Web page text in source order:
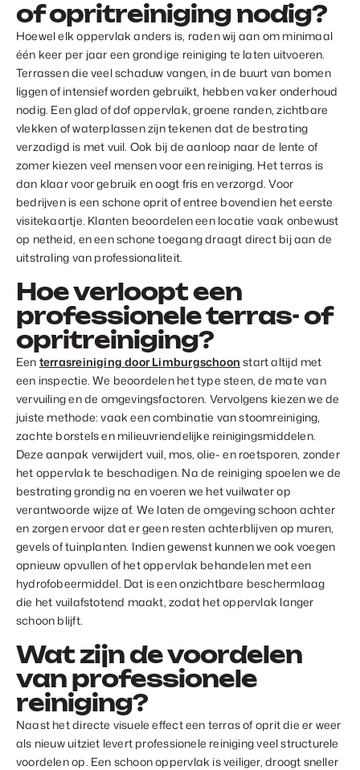
of opritreiniging nodig?
Hoewel elk oppervlak anders is, raden wij aan om minimaal
één keer per jaar een grondige reiniging te laten uitvoeren.
Terrassen die veel schaduw vangen, in de buurt van bomen
liggen of intensief worden gebruikt, hebben vaker onderhoud
nodig. Een glad of dof oppervlak, groene randen, zichtbare
vlekken of waterplassen zijn tekenen dat de bestrating
verzadigd is met vuil. Ook bij de aanloop naar de lente of
zomer kiezen veel mensen voor een reiniging. Het terras is
dan klaar voor gebruik en oogt fris en verzorgd. Voor
bedrijven is een schone oprit of entree bovendien het eerste
visitekaartje. Klanten beoordelen een locatie vaak onbewust
op netheid, en een schone toegang draagt direct bij aan de
uitstraling van professionaliteit.
Hoe verloopt een
professionele terras- of
opritreiniging?
Een terrasreiniging door Limburgschoon start altijd met
een inspectie. We beoordelen het type steen, de mate van
vervuiling en de omgevingsfactoren. Vervolgens kiezen we de
juiste methode: vaak een combinatie van stoomreiniging,
zachte borstels en milieuvriendelijke reinigingsmiddelen.
Deze aanpak verwijdert vuil, mos, olie- en roetsporen, zonder
het oppervlak te beschadigen. Na de reiniging spoelen we de
bestrating grondig na en voeren we het vuilwater op
verantwoorde wijze af. We laten de omgeving schoon achter
en zorgen ervoor dat er geen resten achterblijven op muren,
gevels of tuinplanten. Indien gewenst kunnen we ook voegen
opnieuw opvullen of het oppervlak behandelen met een
hydrofobeermiddel. Dat is een onzichtbare beschermlaag
die het vuilafstotend maakt, zodat het oppervlak langer
schoon blijft.
Wat zijn de voordelen
van professionele
reiniging?
Naast het directe visuele effect een terras of oprit die er weer
als nieuw uitziet levert professionele reiniging veel structurele
voordelen op. Een schoon oppervlak is veiliger, droogt sneller